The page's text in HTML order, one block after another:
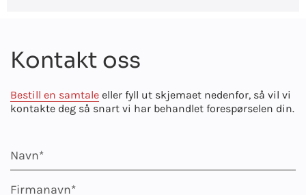
Kontakt oss
Bestill en samtale eller fyll ut skjemaet nedenfor, så vil vi
kontakte deg så snart vi har behandlet forespørselen din.